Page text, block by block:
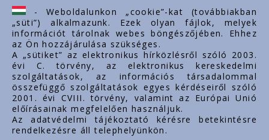
ertekesites@styron.hu
export@styron.hu
www.styron.hu
Important links
Über uns
Dokumente
- Weboldalunkon „cookie”-kat (továbbiakban
„süti”) alkalmazunk. Ezek olyan fájlok, melyek
információt tárolnak webes böngészőjében. Ehhez
az Ön hozzájárulása szükséges.
A „sütiket” az elektronikus hírközlésről szóló 2003.
évi C. törvény, az elektronikus kereskedelmi
szolgáltatások, az információs társadalommal
összefüggő szolgáltatások egyes kérdéseiről szóló
2001. évi CVIII. törvény, valamint az Európai Unió
előírásainak megfelelően használjuk.
Az adatvédelmi tájékoztató kérésre betekintésre
rendelkezésre áll telephelyünkön.